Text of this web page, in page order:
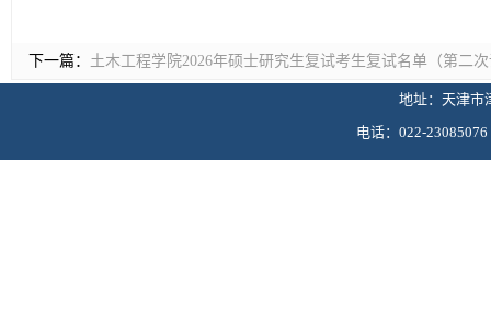
下一篇： 土木工程学院2026年硕士研究生复试考生复试名单（第二
地址：天津市
电话：022-